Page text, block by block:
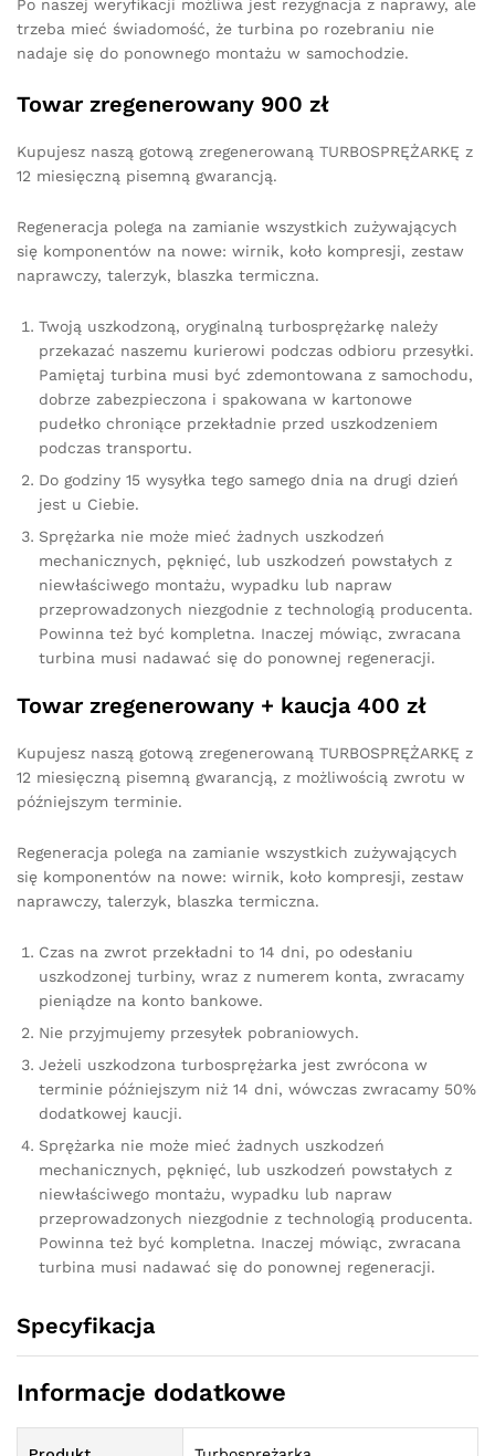
Po naszej weryfikacji możliwa jest rezygnacja z naprawy, ale
trzeba mieć świadomość, że turbina po rozebraniu nie
nadaje się do ponownego montażu w samochodzie.
Towar zregenerowany 900 zł
Kupujesz naszą gotową zregenerowaną TURBOSPRĘŻARKĘ z
12 miesięczną pisemną gwarancją.
Regeneracja polega na zamianie wszystkich zużywających
się komponentów na nowe: wirnik, koło kompresji, zestaw
naprawczy, talerzyk, blaszka termiczna.
Twoją uszkodzoną, oryginalną turbosprężarkę należy
przekazać naszemu kurierowi podczas odbioru przesyłki.
Pamiętaj turbina musi być zdemontowana z samochodu,
dobrze zabezpieczona i spakowana w kartonowe
pudełko chroniące przekładnie przed uszkodzeniem
podczas transportu.
Do godziny 15 wysyłka tego samego dnia na drugi dzień
jest u Ciebie.
Sprężarka nie może mieć żadnych uszkodzeń
mechanicznych, pęknięć, lub uszkodzeń powstałych z
niewłaściwego montażu, wypadku lub napraw
przeprowadzonych niezgodnie z technologią producenta.
Powinna też być kompletna. Inaczej mówiąc, zwracana
turbina musi nadawać się do ponownej regeneracji.
Towar zregenerowany + kaucja 400 zł
Kupujesz naszą gotową zregenerowaną TURBOSPRĘŻARKĘ z
12 miesięczną pisemną gwarancją, z możliwością zwrotu w
późniejszym terminie.
Regeneracja polega na zamianie wszystkich zużywających
się komponentów na nowe: wirnik, koło kompresji, zestaw
naprawczy, talerzyk, blaszka termiczna.
Czas na zwrot przekładni to 14 dni, po odesłaniu
uszkodzonej turbiny, wraz z numerem konta, zwracamy
pieniądze na konto bankowe.
Nie przyjmujemy przesyłek pobraniowych.
Jeżeli uszkodzona turbosprężarka jest zwrócona w
terminie późniejszym niż 14 dni, wówczas zwracamy 50%
dodatkowej kaucji.
Sprężarka nie może mieć żadnych uszkodzeń
mechanicznych, pęknięć, lub uszkodzeń powstałych z
niewłaściwego montażu, wypadku lub napraw
przeprowadzonych niezgodnie z technologią producenta.
Powinna też być kompletna. Inaczej mówiąc, zwracana
turbina musi nadawać się do ponownej regeneracji.
Specyfikacja
Informacje dodatkowe